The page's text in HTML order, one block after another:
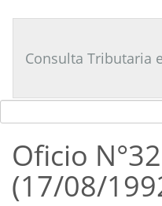
Tributario
Consulta Tributaria e
Oficio
(17/08/